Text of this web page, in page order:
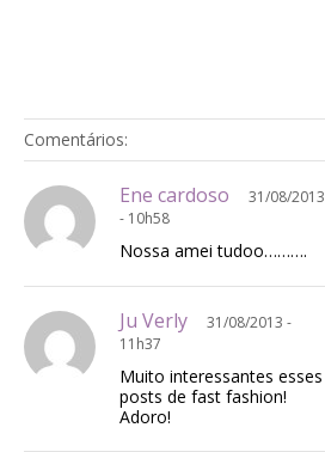
Comentários:
Ene cardoso
31/08/2013
- 10h58
Nossa amei tudoo……….
Ju Verly
31/08/2013 -
11h37
Muito interessantes esses
posts de fast fashion!
Adoro!